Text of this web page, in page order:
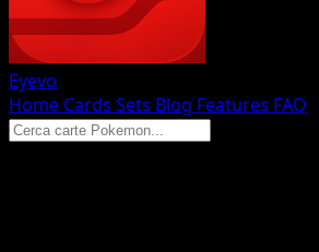
Eyevo
Home Cards Sets Blog Features FAQ